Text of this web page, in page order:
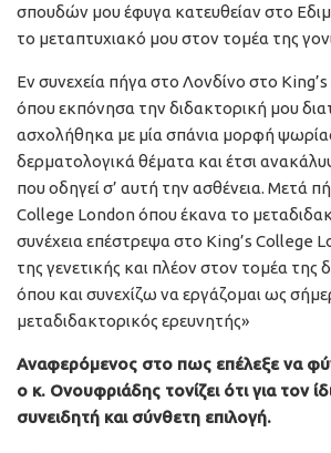
σπουδών μου έφυγα κατευθείαν στο
το μεταπτυχιακό μου στον τομέα της
Εν συνεχεία πήγα στο Λονδίνο στο
όπου εκπόνησα την διδακτορική μου
ασχολήθηκα με μία σπάνια μορφή
δερματολογικά θέματα και έτσι
που οδηγεί σ’ αυτή την ασθένεια. Μετά
College London όπου έκανα το
συνέχεια επέστρεψα στο King’s College
της γενετικής και πλέον στον τομέα της
όπου και συνεχίζω να εργάζομαι ως
μεταδιδακτορικός ερευνητής»
Αναφερόμενος στο πως επέλεξε να
ο κ. Ονουφριάδης τονίζει ότι για τον
συνειδητή και σύνθετη επιλογή.